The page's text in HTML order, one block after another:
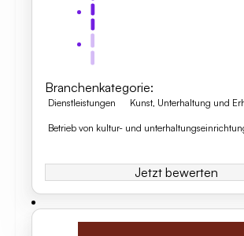
Branchenkategorie:
Dienstleistungen Kunst, Unterhaltung und
Betrieb von kultur- und
Jetzt bewerten